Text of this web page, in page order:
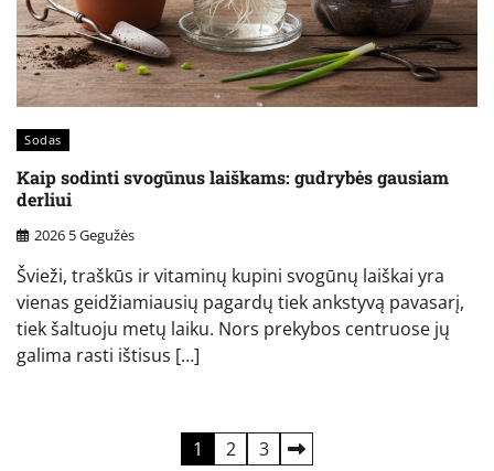
Sodas
Kaip sodinti svogūnus laiškams: gudrybės gausiam
derliui
2026 5 Gegužės
Švieži, traškūs ir vitaminų kupini svogūnų laiškai yra
vienas geidžiamiausių pagardų tiek ankstyvą pavasarį,
tiek šaltuoju metų laiku. Nors prekybos centruose jų
galima rasti ištisus […]
1 2 3